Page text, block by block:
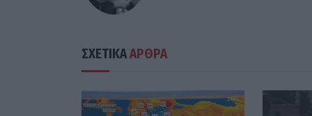
ΣΧΕΤΙΚΑΑΡΘΡΑ